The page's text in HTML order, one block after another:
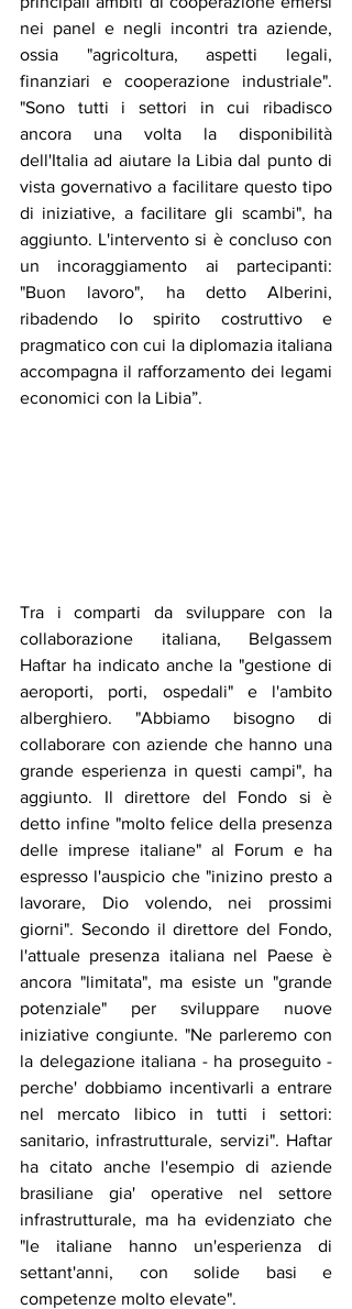
nei panel e negli incontri tra aziende,
ossia "agricoltura, aspetti legali,
finanziari e cooperazione industriale".
"Sono tutti i settori in cui ribadisco
ancora una volta la disponibilità
dell'Italia ad aiutare la Libia dal punto di
vista governativo a facilitare questo tipo
di iniziative, a facilitare gli scambi", ha
aggiunto. L'intervento si è concluso con
un incoraggiamento ai partecipanti:
"Buon lavoro", ha detto Alberini,
ribadendo lo spirito costruttivo e
pragmatico con cui la diplomazia italiana
accompagna il rafforzamento dei legami
economici con la Libia”.
Tra i comparti da sviluppare con la
collaborazione italiana, Belgassem
Haftar ha indicato anche la "gestione di
aeroporti, porti, ospedali" e l'ambito
alberghiero. "Abbiamo bisogno di
collaborare con aziende che hanno una
grande esperienza in questi campi", ha
aggiunto. Il direttore del Fondo si è
detto infine "molto felice della presenza
delle imprese italiane" al Forum e ha
espresso l'auspicio che "inizino presto a
lavorare, Dio volendo, nei prossimi
giorni". Secondo il direttore del Fondo,
l'attuale presenza italiana nel Paese è
ancora "limitata", ma esiste un "grande
potenziale" per sviluppare nuove
iniziative congiunte. "Ne parleremo con
la delegazione italiana - ha proseguito -
perche' dobbiamo incentivarli a entrare
nel mercato libico in tutti i settori:
sanitario, infrastrutturale, servizi". Haftar
ha citato anche l'esempio di aziende
brasiliane gia' operative nel settore
infrastrutturale, ma ha evidenziato che
"le italiane hanno un'esperienza di
settant'anni, con solide basi e
competenze molto elevate".